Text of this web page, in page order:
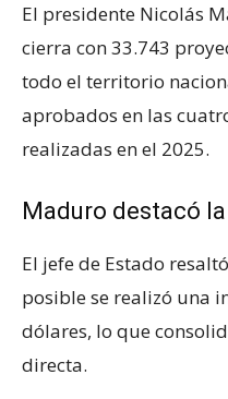
El presidente Nicolás
cierra con 33.743
todo el territorio
aprobados en las
realizadas en el 2025.
Maduro destacó
El jefe de Estado
posible se realizó una
dólares, lo que
directa.